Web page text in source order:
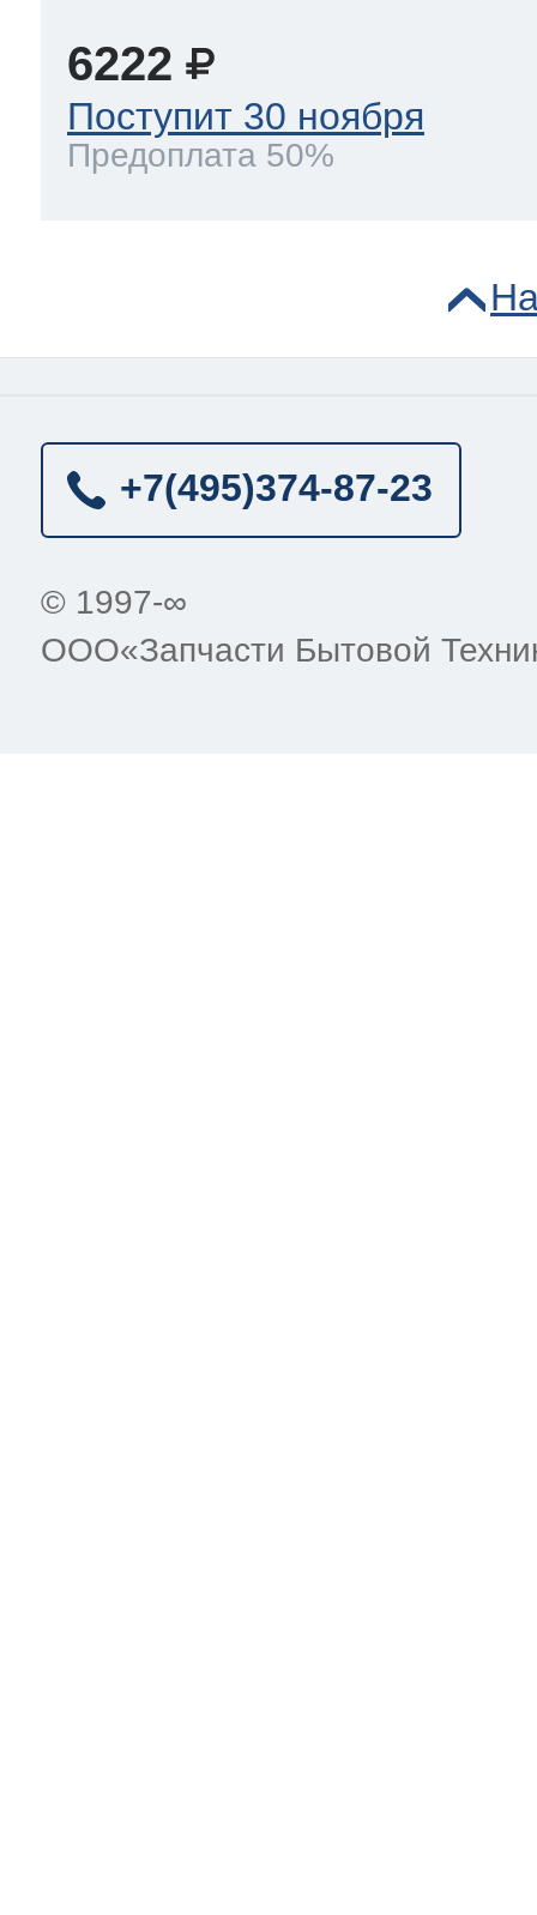
6222
Поступит 30 ноября
Предоплата 50%
+7(495)374-87-23
© 1997-∞
ООО«Запчасти Бытовой